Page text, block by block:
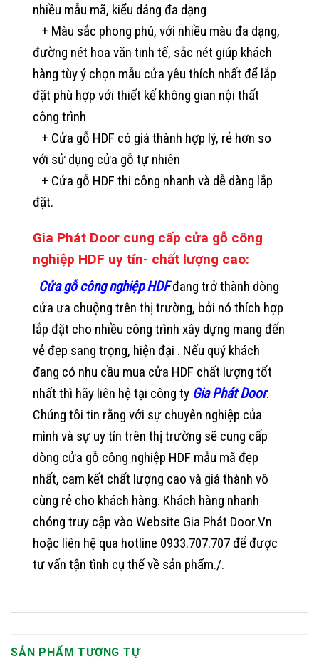
nhiều mẫu mã, kiểu dáng đa dạng
+ Màu sắc phong phú, với nhiều màu đa dạng,
đường nét hoa văn tinh tế, sắc nét giúp khách
hàng tùy ý chọn mẫu cửa yêu thích nhất để lắp
đặt phù hợp với thiết kế không gian nội thất
công trình
+ Cửa gỗ HDF có giá thành hợp lý, rẻ hơn so
với sử dụng cửa gỗ tự nhiên
+ Cửa gỗ HDF thi công nhanh và dễ dàng lắp
đặt.
Gia Phát Door cung cấp cửa gỗ công
nghiệp HDF uy tín- chất lượng cao:
Cửa gỗ công nghiệp HDFđang trở thành dòng
cửa ưa chuộng trên thị trường, bởi nó thích hợp
lắp đặt cho nhiều công trình xây dựng mang đến
vẻ đẹp sang trọng, hiện đại . Nếu quý khách
đang có nhu cầu mua cửa HDF chất lượng tốt
nhất thì hãy liên hệ tại công ty Gia Phát Door.
Chúng tôi tin rằng với sự chuyên nghiệp của
mình và sự uy tín trên thị trường sẽ cung cấp
dòng cửa gỗ công nghiệp HDF mẫu mã đẹp
nhất, cam kết chất lượng cao và giá thành vô
cùng rẻ cho khách hàng. Khách hàng nhanh
chóng truy cập vào Website Gia Phát Door.Vn
hoặc liên hệ qua hotline 0933.707.707 để được
tư vấn tận tình cụ thể về sản phẩm./.
SẢN PHẨM TƯƠNG TỰ